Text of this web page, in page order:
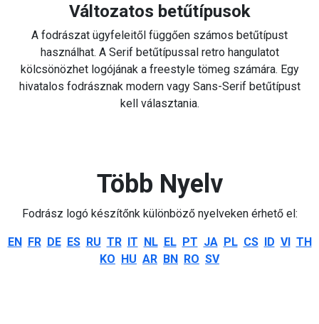
Változatos betűtípusok
A fodrászat ügyfeleitől függően számos betűtípust
használhat. A Serif betűtípussal retro hangulatot
kölcsönözhet logójának a freestyle tömeg számára. Egy
hivatalos fodrásznak modern vagy Sans-Serif betűtípust
kell választania.
Több Nyelv
Fodrász logó készítőnk különböző nyelveken érhető el:
EN FR DE ES RU TR IT NL EL PT JA PL CS ID VI TH
KO HU AR BN RO SV